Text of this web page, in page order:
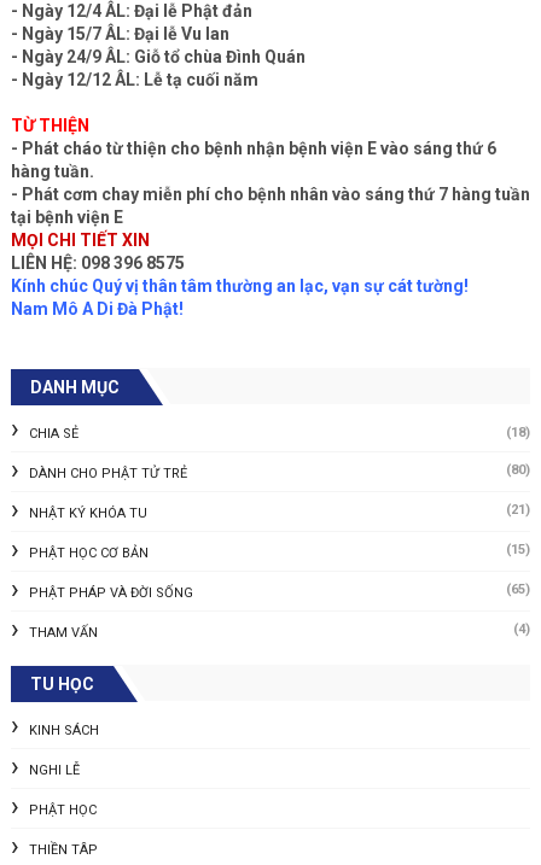
- Ngày 12/4 ÂL: Đại lễ Phật đản
- Ngày 15/7 ÂL: Đại lễ Vu lan
- Ngày 24/9 ÂL: Giỗ tổ chùa Đình Quán
- Ngày 12/12 ÂL: Lễ tạ cuối năm
TỪ THIỆN
- Phát cháo từ thiện cho bệnh nhận bệnh viện E vào sáng thứ 6
hàng tuần.
- Phát cơm chay miễn phí cho bệnh nhân vào sáng thứ 7 hàng tuần
tại bệnh viện E
MỌI CHI TIẾT XIN
LIÊN HỆ: 098 396 8575
Kính chúc Quý vị thân tâm thường an lạc, vạn sự cát tường!
Nam Mô A Di Đà Phật!
DANH MỤC
CHIA SẺ (18)
DÀNH CHO PHẬT TỬ TRẺ (80)
NHẬT KÝ KHÓA TU (21)
PHẬT HỌC CƠ BẢN (15)
PHẬT PHÁP VÀ ĐỜI SỐNG (65)
THAM VẤN (4)
TU HỌC
KINH SÁCH
NGHI LỄ
PHẬT HỌC
THIỀN TÂP